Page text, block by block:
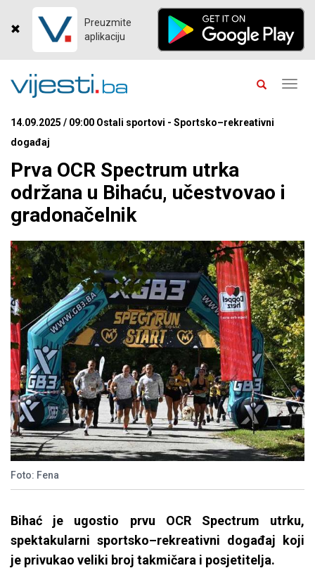
Preuzmite
aplikaciju
14.09.2025 / 09:00 Ostali sportovi - Sportsko–rekreativni
događaj
Prva OCR Spectrum utrka
održana u Bihaću, učestvovao i
gradonačelnik
Foto: Fena
Bihać je ugostio prvu OCR Spectrum utrku,
spektakularni sportsko–rekreativni događaj koji
je privukao veliki broj takmičara i posjetitelja.